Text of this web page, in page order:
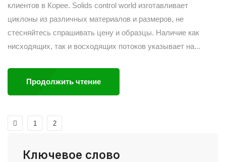
клиентов в Корее. Solids control world изготавливает
циклоны из различных материалов и размеров, не
стесняйтесь спрашивать цену и образцы. Наличие как
нисходящих, так и восходящих потоков указывает на...
Продолжить чтение
1 2
Ключевое слово